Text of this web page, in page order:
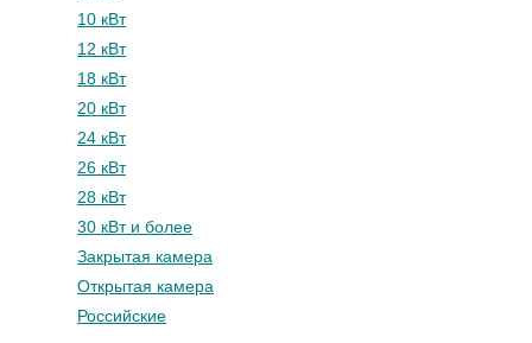
10 кВт
12 кВт
18 кВт
20 кВт
24 кВт
26 кВт
28 кВт
30 кВт и более
Закрытая камера
Открытая камера
Российские